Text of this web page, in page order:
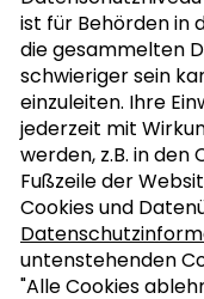
ist für Behörden in
die gesammelten
schwieriger sein
einzuleiten. Ihre
jederzeit mit
werden, z.B. in den
Fußzeile der
Cookies und
untenstehenden
"Alle Cookies